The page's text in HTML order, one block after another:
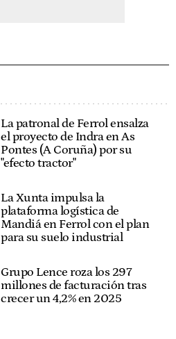
La patronal de Ferrol ensalza
el proyecto de Indra en As
Pontes (A Coruña) por su
"efecto tractor"
La Xunta impulsa la
plataforma logística de
Mandiá en Ferrol con el plan
para su suelo industrial
Grupo Lence roza los 297
millones de facturación tras
crecer un 4,2% en 2025